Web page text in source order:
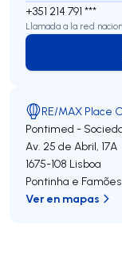
+351 214 791 ***
Llamada a la red
RE/MAX Place
Pontimed -
Av. 25 de Abril, 17A
1675-108 Lisboa
Pontinha e Famões
Ver en mapas